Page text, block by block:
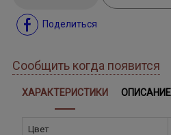
Поделиться
Сообщить когда появится
ХАРАКТЕРИСТИКИ ОПИСАНИЕ
Цвет